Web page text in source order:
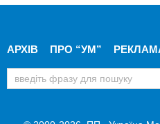
АРХІВ ПРО “УМ”